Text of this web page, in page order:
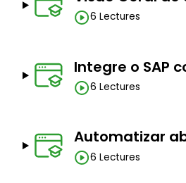
Prerequisites
Você precisa ter o Excel (2007
Você precisa ter acesso ao SAP.
Ter conhecimento básico/
6 Lectures
Integre o SAP
6 Lectures
Automatizar
6 Lectures